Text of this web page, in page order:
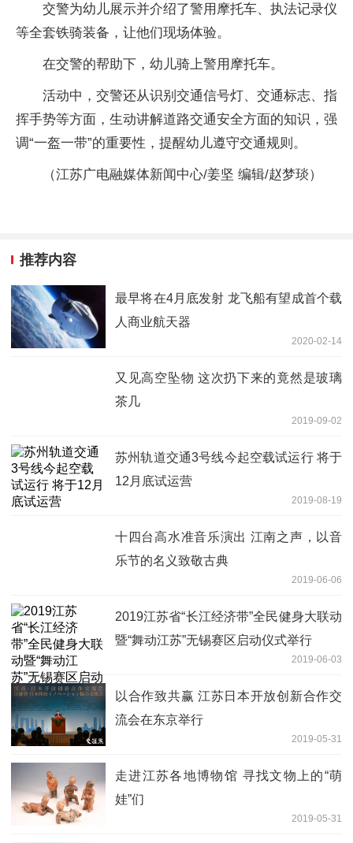
交警为幼儿展示并介绍了警用摩托车、执法记录仪
等全套铁骑装备，让他们现场体验。
在交警的帮助下，幼儿骑上警用摩托车。
活动中，交警还从识别交通信号灯、交通标志、指
挥手势等方面，生动讲解道路交通安全方面的知识，强
调“一盔一带”的重要性，提醒幼儿遵守交通规则。
（江苏广电融媒体新闻中心/姜坚 编辑/赵梦琰）
推荐内容
最早将在4月底发射 龙飞船有望成首个载
人商业航天器
2020-02-14
又见高空坠物 这次扔下来的竟然是玻璃
茶几
2019-09-02
苏州轨道交通3号线今起空载试运行 将于
12月底试运营
2019-08-19
十四台高水准音乐演出 江南之声，以音
乐节的名义致敬古典
2019-06-06
2019江苏省“长江经济带”全民健身大联动
暨“舞动江苏”无锡赛区启动仪式举行
2019-06-03
以合作致共赢 江苏日本开放创新合作交
流会在东京举行
2019-05-31
走进江苏各地博物馆 寻找文物上的“萌
娃”们
2019-05-31